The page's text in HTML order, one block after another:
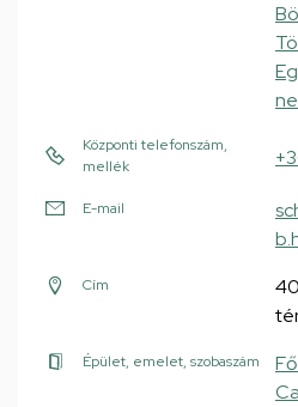
Központi telefonszám,
mellék
E-mail
Cím
Épület, emelet, szobaszám